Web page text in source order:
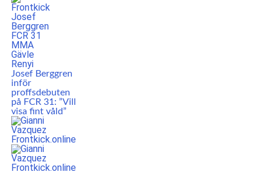
Josef Berggren
inför
proffsdebuten
på FCR 31: ”Vill
visa fint våld”